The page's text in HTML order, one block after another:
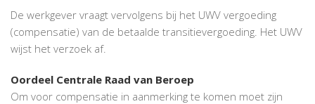
De werkgever vraagt vervolgens bij het UWV vergoeding
(compensatie) van de betaalde transitievergoeding. Het UWV
wijst het verzoek af.
Oordeel Centrale Raad van Beroep
Om voor compensatie in aanmerking te komen moet zijn